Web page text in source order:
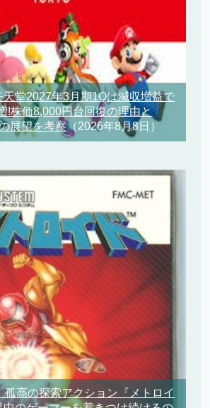
天堂2027年3月期1Qは減収増益で
!株価8,000円台回復の理由と
展望を考察（2026年8月8日）
孤高の探索アクション『メトロイ